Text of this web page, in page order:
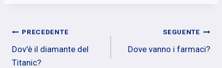
Navigazione
articoli
PRECEDENTE
Dov'è il diamante del
Titanic?
SEGUENTE
Dove vanno i farmaci?